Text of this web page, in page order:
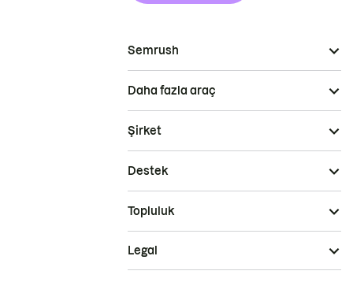
Semrush
Daha fazla araç
Şirket
Destek
Topluluk
Legal